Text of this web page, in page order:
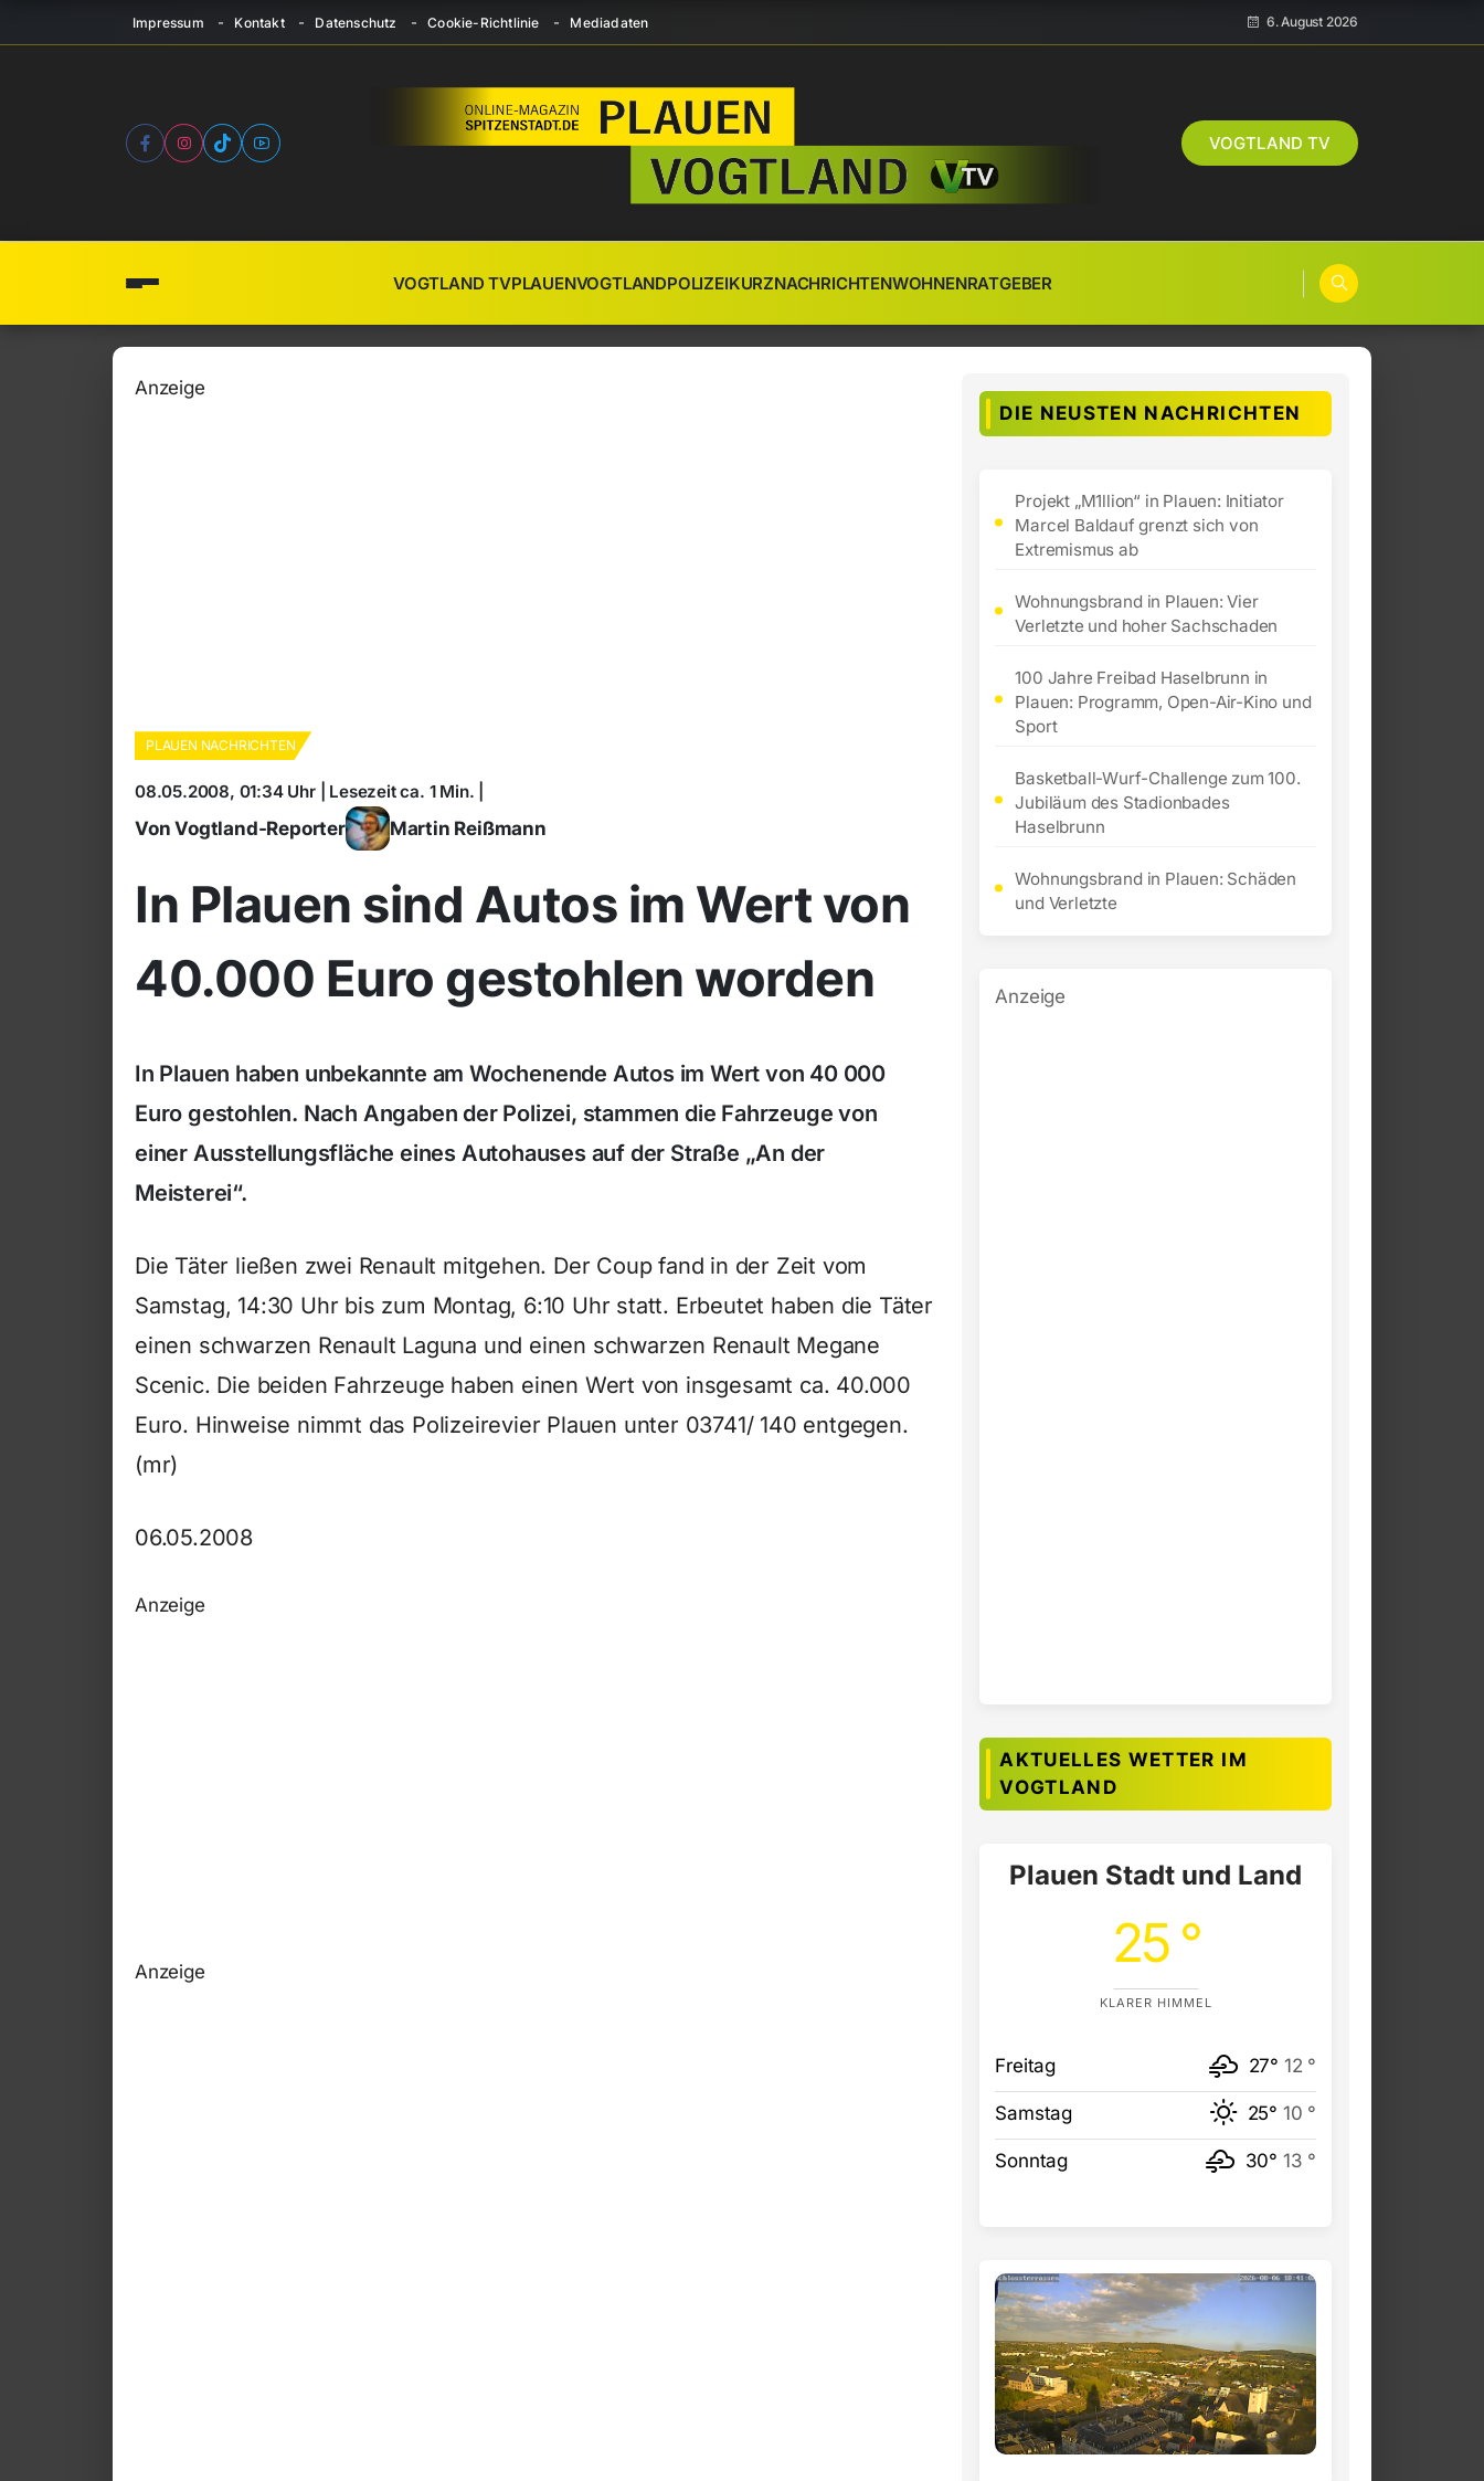
Impressum Kontakt Datenschutz Cookie-Richtlinie Mediadaten 6. August 2026
VOGTLAND TV
VOGTLAND TVPLAUENVOGTLANDPOLIZEIKURZNACHRICHTENWOHNENRATGEBER
Anzeige
PLAUEN NACHRICHTEN
08.05.2008, 01:34 Uhr | Lesezeit ca. 1 Min. |
Von Vogtland-Reporter Martin Reißmann
In Plauen sind Autos im Wert von
40.000 Euro gestohlen worden
In Plauen haben unbekannte am Wochenende Autos im Wert von 40 000
Euro gestohlen. Nach Angaben der Polizei, stammen die Fahrzeuge von
einer Ausstellungsfläche eines Autohauses auf der Straße „An der
Meisterei“.
Die Täter ließen zwei Renault mitgehen. Der Coup fand in der Zeit vom
Samstag, 14:30 Uhr bis zum Montag, 6:10 Uhr statt. Erbeutet haben die Täter
einen schwarzen Renault Laguna und einen schwarzen Renault Megane
Scenic. Die beiden Fahrzeuge haben einen Wert von insgesamt ca. 40.000
Euro. Hinweise nimmt das Polizeirevier Plauen unter 03741/ 140 entgegen.
(mr)
06.05.2008
Anzeige
Anzeige
DIE NEUSTEN NACHRICHTEN
Projekt „M1llion“ in Plauen: Initiator
Marcel Baldauf grenzt sich von
Extremismus ab
Wohnungsbrand in Plauen: Vier
Verletzte und hoher Sachschaden
100 Jahre Freibad Haselbrunn in
Plauen: Programm, Open-Air-Kino und
Sport
Basketball-Wurf-Challenge zum 100.
Jubiläum des Stadionbades
Haselbrunn
Wohnungsbrand in Plauen: Schäden
und Verletzte
Anzeige
AKTUELLES WETTER IM
VOGTLAND
Plauen Stadt und Land
25 °
KLARER HIMMEL
Freitag 27° 12 °
Samstag 25° 10 °
Sonntag 30° 13 °